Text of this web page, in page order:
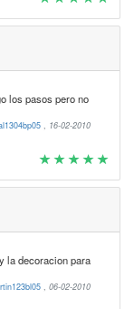
los pasos pero no
, 16-02-2010
la decoracion para
, 06-02-2010